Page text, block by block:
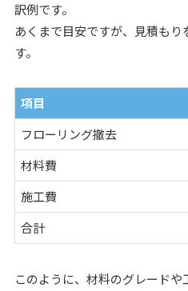
訳例です。
あくまで目安ですが、見積も
す。
項目
フローリング撤去
材料費
施工費
合計
このように、材料のグレード